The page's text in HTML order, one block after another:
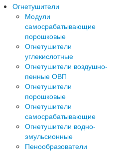
Огнетушители
Модули
самосрабатывающие
порошковые
Огнетушители
углекислотные
Огнетушители воздушно-
пенные ОВП
Огнетушители
порошковые
Огнетушители
самосрабатывающие
Огнетушители водно-
эмульсионные
Пенообразователи